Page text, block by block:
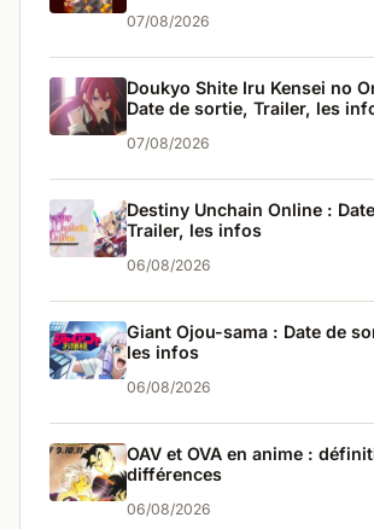
07/08/2026
Doukyo Shite Iru Kensei no
Date de sortie, Trailer, les
07/08/2026
Destiny Unchain Online :
Trailer, les infos
06/08/2026
Giant Ojou-sama : Date de
les infos
06/08/2026
OAV et OVA en anime :
différences
06/08/2026